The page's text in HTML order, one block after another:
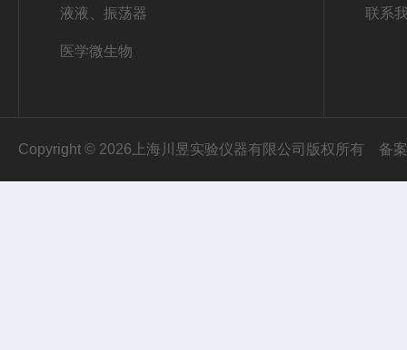
液液、振荡器
医学微生物
联系
Copyright © 2026上海川昱实验仪器有限公司版权所有 备